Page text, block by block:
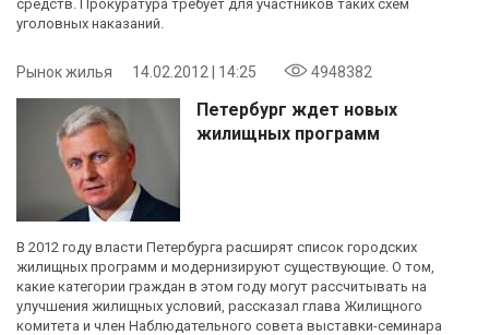
средств. Прокуратура требует для участников таких схем
уголовных наказаний.
Рынок жилья 14.02.2012 | 14:25 4948382
Петербург ждет новых
жилищных программ
В 2012 году власти Петербурга расширят список городских
жилищных программ и модернизируют существующие. О том,
какие категории граждан в этом году могут рассчитывать на
улучшения жилищных условий, рассказал глава Жилищного
комитета и член Наблюдательного совета выставки-семинара